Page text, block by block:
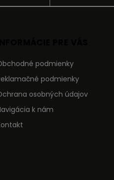
podmienky
podmienky
osobných údajov
k nám